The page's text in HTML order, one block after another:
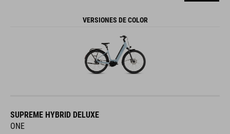
VERSIONES DE COLOR
SUPREME HYBRID DELUXE
ONE